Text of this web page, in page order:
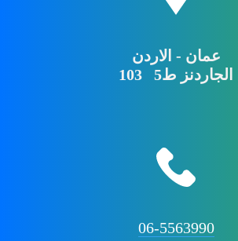
عمان - الاردن
103 الجاردنز ط5
06-5563990